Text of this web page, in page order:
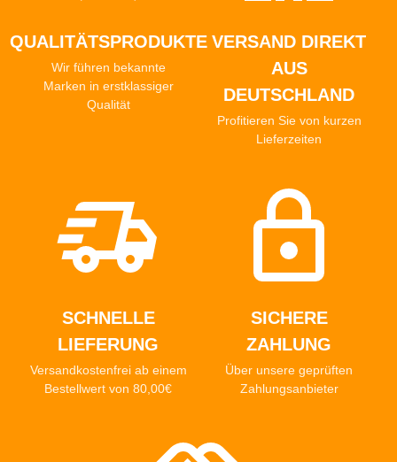
QUALITÄTSPRODUKTE
Wir führen bekannte
Marken in erstklassiger
Qualität
VERSAND DIREKT
AUS
DEUTSCHLAND
Profitieren Sie von kurzen
Lieferzeiten
SCHNELLE
LIEFERUNG
Versandkostenfrei ab einem
Bestellwert von 80,00€
SICHERE
ZAHLUNG
Über unsere geprüften
Zahlungsanbieter